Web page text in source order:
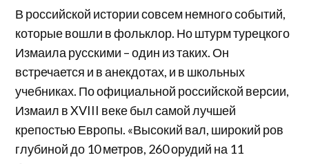
В российской истории совсем немного событий,
которые вошли в фольклор. Но штурм турецкого
Измаила русскими – один из таких. Он
встречается и в анекдотах, и в школьных
учебниках. По официальной российской версии,
Измаил в XVIII веке был самой лучшей
крепостью Европы. «Высокий вал, широкий ров
глубиной до 10 метров, 260 орудий на 11